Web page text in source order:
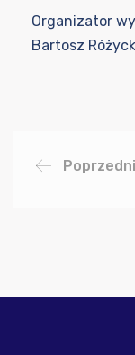
Organizator
Bartosz
Poprzedni